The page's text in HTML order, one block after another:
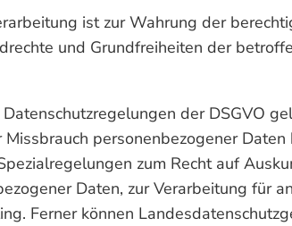
ist zur Wahrung der
und Grundfreiheiten der
der DSGVO
personenbezogener
zum Recht auf
Daten, zur Verarbeitung für
Ferner können